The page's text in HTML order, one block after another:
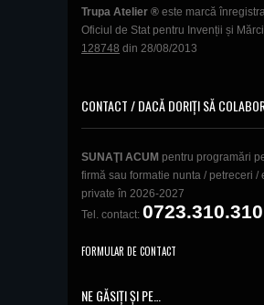
Trupa Atelier ® este marcă
Oficiul de Stat pentru Invenții și
128748 din 28/08/2013
CONTACT / DACĂ DORIȚI SĂ
SUNAŢI ACUM pentru programări
firmă sau formatie nunta / petreceri /
private în 2026-2027
Tel. contact: 0723.310.310
FORMULAR DE CONTACT
NE GĂSIȚI ȘI PE…